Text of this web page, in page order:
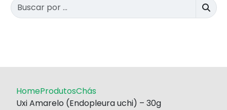
HomeProdutosChás
Uxi Amarelo (Endopleura uchi) – 30g